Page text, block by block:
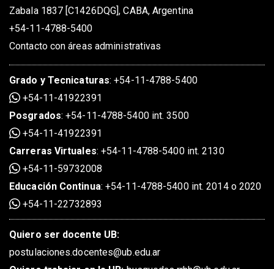
Zabala 1837 [C1426DQG], CABA, Argentina
+54-11-4788-5400
Contacto con áreas administrativas
Grado y Tecnicaturas:+54-11-4788-5400
+54-11-41922391
Posgrados:+54-11-4788-5400 int. 3500
+54-11-41922391
Carreras Virtuales:+54-11-4788-5400 int. 2130
+54-11-59732008
Educación Continua:+54-11-4788-5400 int. 2014 o 2020
+54-11-22732893
Quiero ser docente UB:
postulaciones.docentes@ub.edu.ar